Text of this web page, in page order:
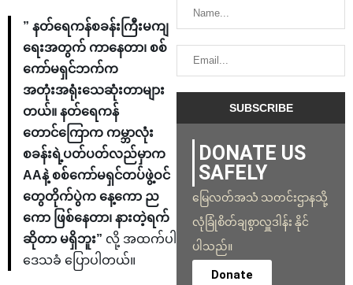
” နတ်ရေကန်စခန်းကြီးမကျ
ရေးအတွက် ကာနေတာ၊ စစ်
ကော်မရှင်ဘက်က
အတုံးအရုံးသေဆုံးတာများ
တယ်။ နတ်ရေကန်
တောင်ကြောက ကမ္ဘာလုံး
စခန်းရဲ့ပတ်ပတ်လည်မှာက
AAနဲ့ စစ်ကော်မရှင်တပ်ဖွဲ့ဝင်
တွေတိုက်ပွဲက နေ့ကော ည
ကော ဖြစ်နေတာ၊ နားတဲ့ရက်
ဆိုတာ မရှိဘူး” လို့ အထက်ပါ
ဒေသခံ ပြောပါတယ်။
DONATE US
SAFELY
မြေလတ်အသံ သတင်းဌာနသို့
လုံခြုံစိတ်ချစွာလှူဒါန်း နိုင်
ပါသည်။
Donate